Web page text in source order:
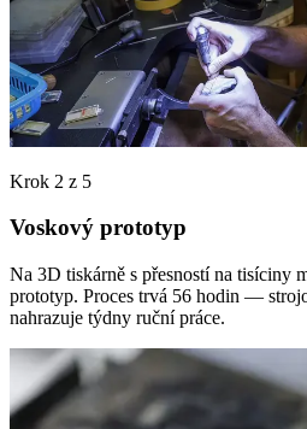
Krok 2 z 5
Voskový prototyp
Na 3D tiskárně s přesností na tisíciny
prototyp. Proces trvá 56 hodin —
nahrazuje týdny ruční práce.